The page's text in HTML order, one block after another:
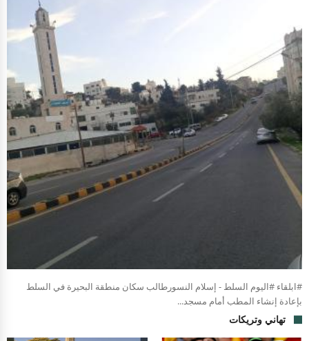
#ابلقاء #اليوم السلط - إسلام النسورطالب سكان منطقة البحيرة في السلط
بإعادة إنشاء المطب أمام مسجد...
تهاني وتريكات